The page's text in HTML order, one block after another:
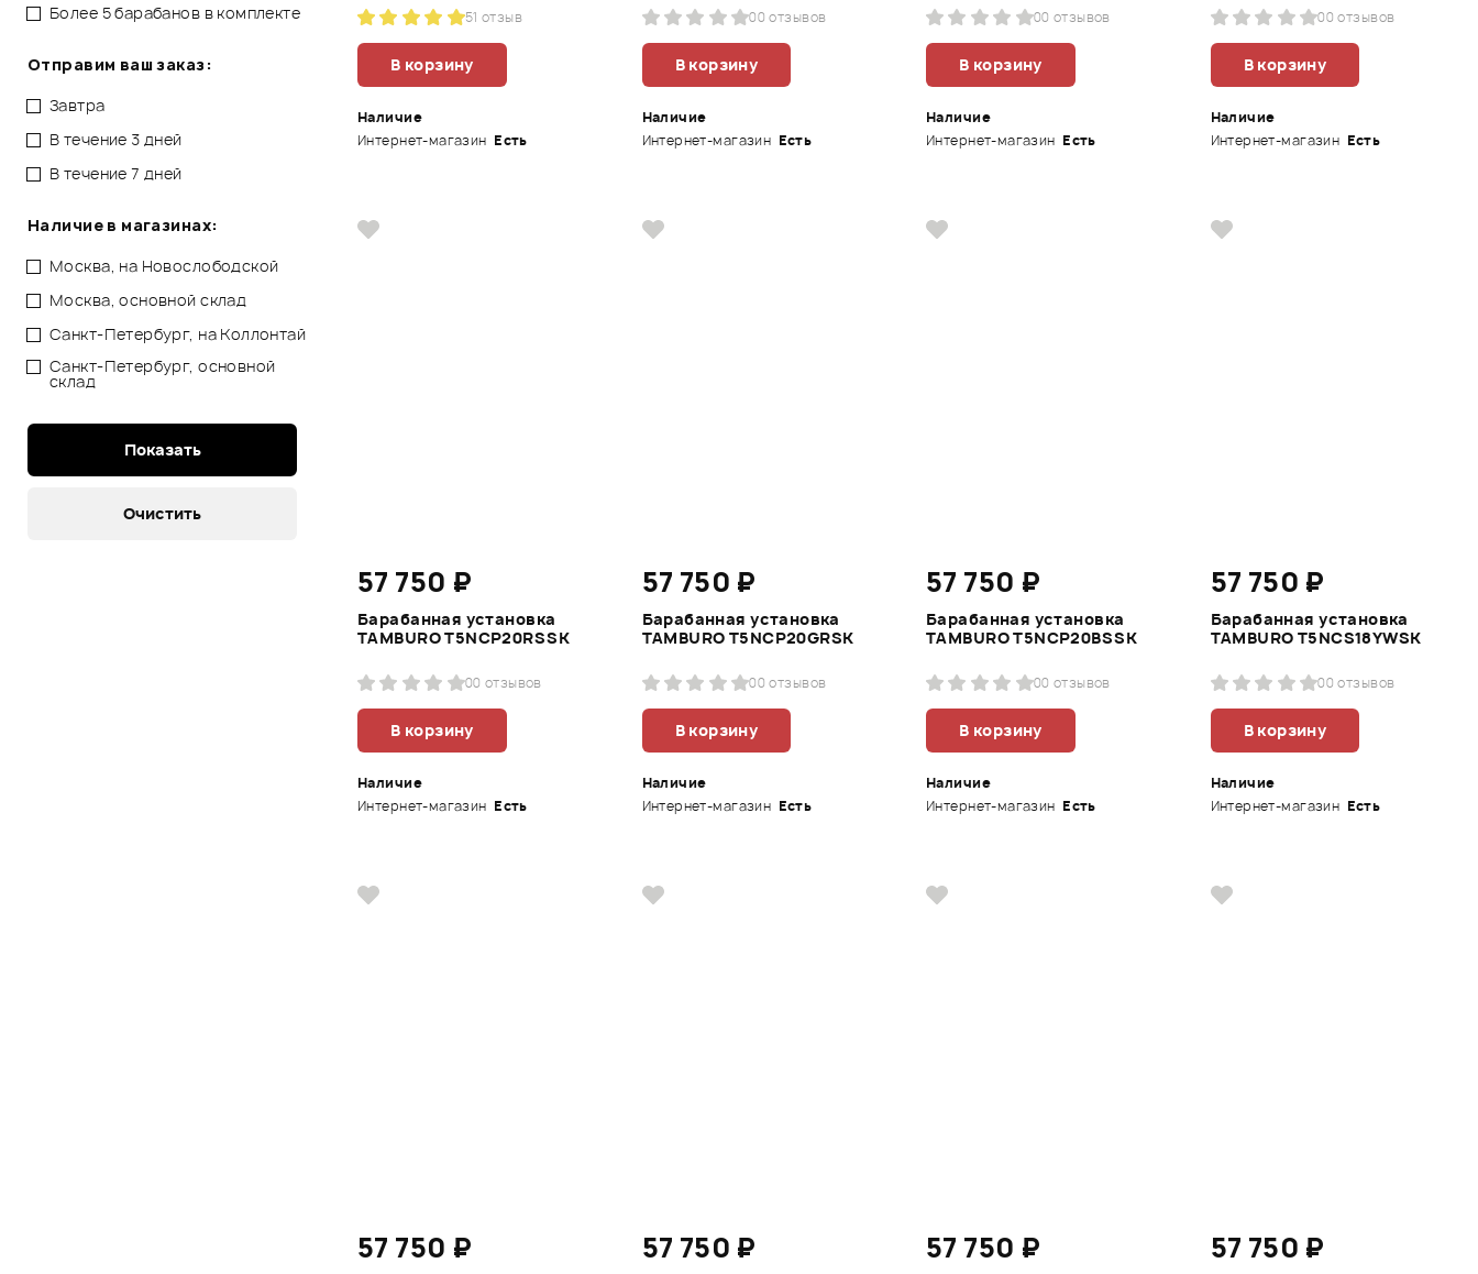
Более 5 барабанов в комплекте
Отправим ваш заказ:
Завтра
В течение 3 дней
В течение 7 дней
Наличие в магазинах:
Москва, на Новослободской
Москва, основной склад
Санкт-Петербург, на Коллонтай
Санкт-Петербург, основной
склад
51 отзыв
В корзину
Наличие
Интернет-магазин Есть
00 отзывов
В корзину
Наличие
Интернет-магазин Есть
00 отзывов
В корзину
Наличие
Интернет-магазин Есть
00 отзывов
В корзину
Наличие
Интернет-магазин Есть
57 750 ₽
Барабанная установка
TAMBURO T5NCP20RSSK
00 отзывов
В корзину
Наличие
Интернет-магазин Есть
57 750 ₽
Барабанная установка
TAMBURO T5NCP20GRSK
00 отзывов
В корзину
Наличие
Интернет-магазин Есть
57 750 ₽
Барабанная установка
TAMBURO T5NCP20BSSK
00 отзывов
В корзину
Наличие
Интернет-магазин Есть
57 750 ₽
Барабанная установка
TAMBURO T5NCS18YWSK
00 отзывов
В корзину
Наличие
Интернет-магазин Есть
57 750 ₽ 57 750 ₽ 57 750 ₽ 57 750 ₽